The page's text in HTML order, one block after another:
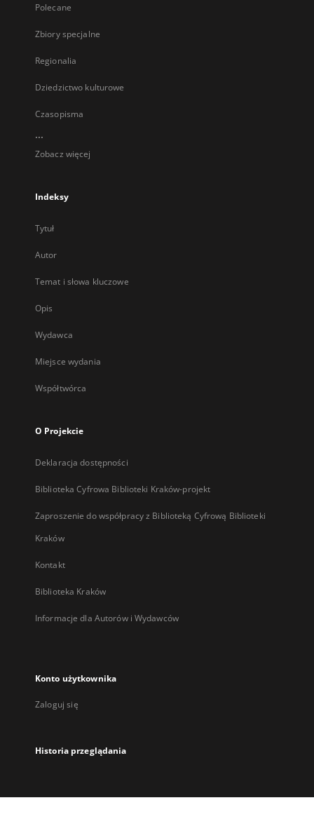
Polecane
Zbiory specjalne
Regionalia
Dziedzictwo kulturowe
Czasopisma
...
Zobacz więcej
Indeksy
Tytuł
Autor
Temat i słowa kluczowe
Opis
Wydawca
Miejsce wydania
Współtwórca
O Projekcie
Deklaracja dostępności
Biblioteka Cyfrowa Biblioteki Kraków-projekt
Zaproszenie do współpracy z Biblioteką Cyfrową Biblioteki
Kraków
Kontakt
Biblioteka Kraków
Informacje dla Autorów i Wydawców
Konto użytkownika
Zaloguj się
Historia przeglądania